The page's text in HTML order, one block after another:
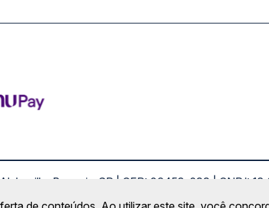
Barueri - SP | CEP: 06453-038 | CNPJ:
2026 © QueroPassagem.com.br